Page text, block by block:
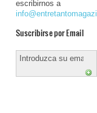
escribirnos a
Suscribirse por Email